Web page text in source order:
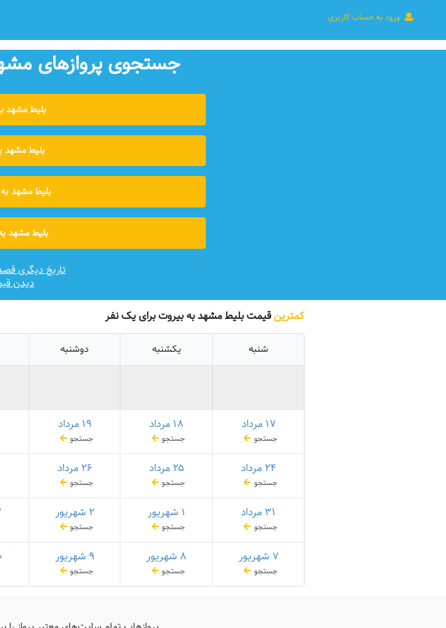
ورود به حساب کاربری
جستجوی پروازهای
بلیط مشهد به بیروت جمعه ۱۶ مرداد
بلیط مشهد به بیروت شنبه ۱۷ مرداد
بلیط مشهد به بیروت یک‌شنبه ۱۸ مرداد
بلیط مشهد به بیروت دوشنبه ۱۹ مرداد
تاریخ دیگری
دیدن
کمترینقیمت بلیط مشهد به بیروت برای یک نفر
شنبه یکشنبه دوشنبه
۱۷ مرداد
جستجو
۱۸ مرداد
جستجو
۱۹ مرداد
جستجو
۲۴ مرداد
جستجو
۲۵ مرداد
جستجو
۲۶ مرداد
جستجو
۳۱ مرداد
جستجو
۱ شهریور
جستجو
۲ شهریور
جستجو
۷ شهریور
جستجو
۸ شهریور
جستجو
۹ شهریور
جستجو